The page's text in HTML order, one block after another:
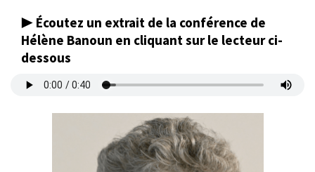
▶️ Écoutez un extrait de la conférence de
Hélène Banoun en cliquant sur le lecteur ci-
dessous